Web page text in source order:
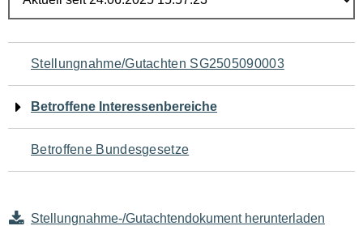
Navigation
für
den
Seiteninhalt
Stellungnahme/Gutachten SG2505090003
Betroffene Interessenbereiche
Betroffene Bundesgesetze
Stellungnahme-/Gutachtendokument herunterladen